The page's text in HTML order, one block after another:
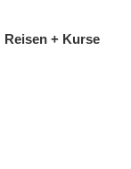
Reisen + Kurse